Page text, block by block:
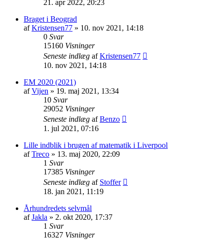
21. apr 2022, 20:23
Braget i Beograd
afKristensen77 » 10. nov 2021, 14:18
0 Svar
15160 Visninger
Seneste indlæg afKristensen77
10. nov 2021, 14:18
EM 2020 (2021)
afVijen » 19. maj 2021, 13:34
10 Svar
29052 Visninger
Seneste indlæg afBenzo
1. jul 2021, 07:16
Lille indblik i brugen af matematik i Liverpool
afTreco » 13. maj 2020, 22:09
1 Svar
17385 Visninger
Seneste indlæg af Stoffer
18. jan 2021, 11:19
Århundredets selvmål
afJakla » 2. okt 2020, 17:37
1 Svar
16327 Visninger